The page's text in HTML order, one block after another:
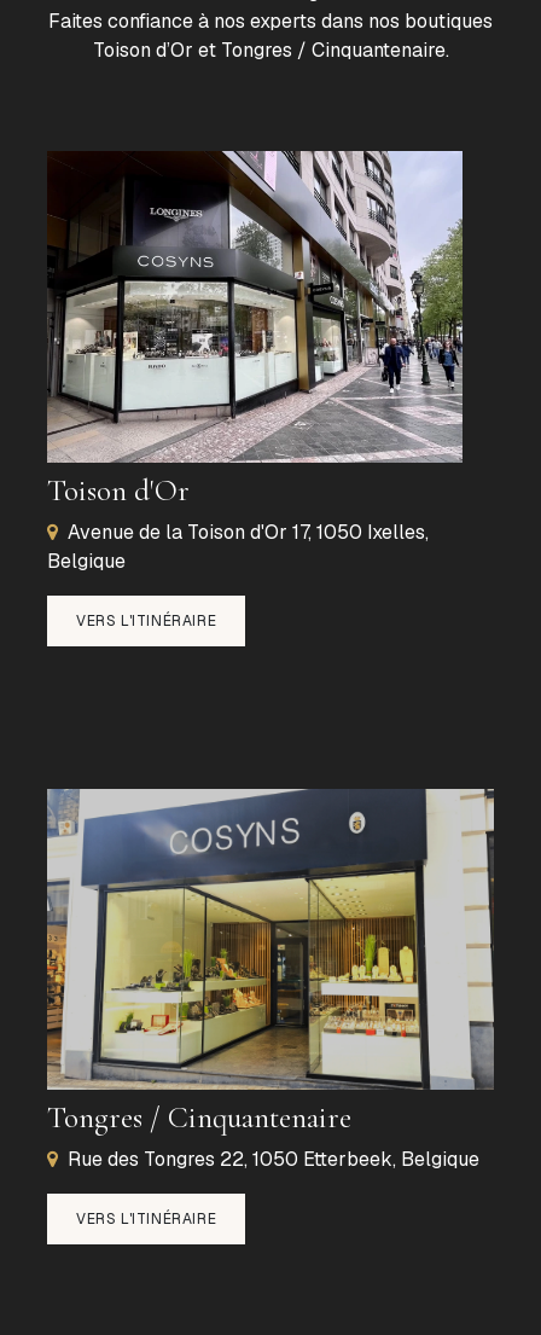
Faites confiance à nos experts dans nos boutiques
Toison d’Or et Tongres / Cinquantenaire.
Toison d'Or
Avenue de la Toison d'Or 17, 1050 Ixelles,
Belgique
VERS L'ITINÉRAIRE
Tongres / Cinquantenaire
Rue des Tongres 22, 1050 Etterbeek, Belgique
VERS L'ITINÉRAIRE